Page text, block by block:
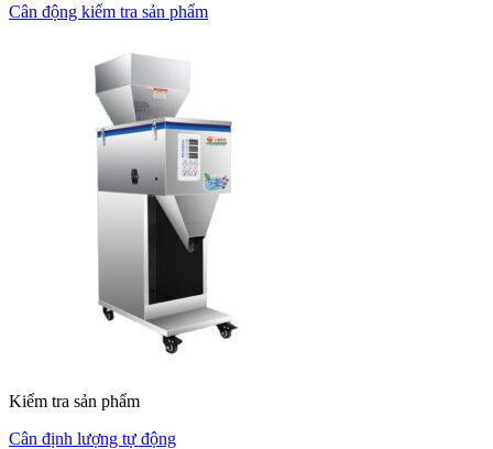
Cân động kiểm tra sản phẩm
Kiểm tra sản phẩm
Cân định lượng tự động